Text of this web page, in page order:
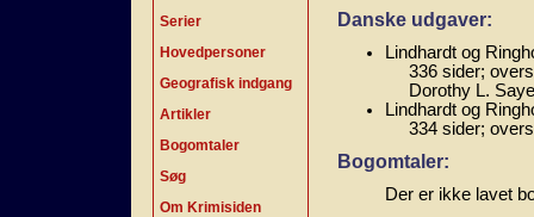
Serier
Hovedpersoner
Geografisk indgang
Artikler
Bogomtaler
Søg
Om Krimisiden
Danske udgaver:
Lindhardt og
336 sider;
Dorothy L.
Lindhardt og
334 sider;
Bogomtaler:
Der er ikke lavet